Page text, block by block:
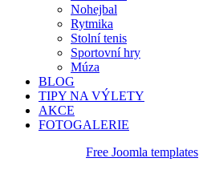
Nohejbal
Rytmika
Stolní tenis
Sportovní hry
Múza
BLOG
TIPY NA VÝLETY
AKCE
FOTOGALERIE
Free Joomla templates